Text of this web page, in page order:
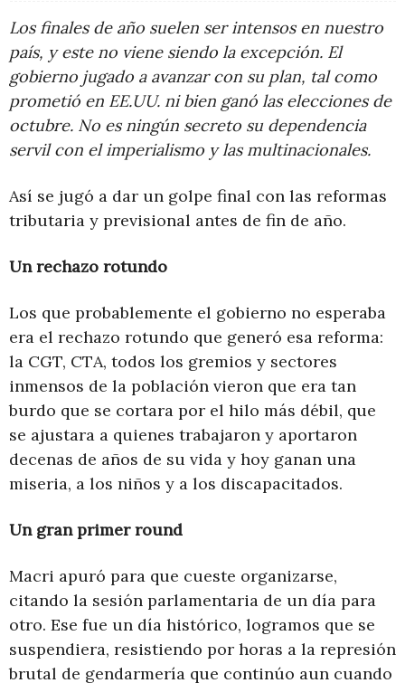
Los finales de año suelen ser intensos en nuestro
país, y este no viene siendo la excepción. El
gobierno jugado a avanzar con su plan, tal como
prometió en EE.UU. ni bien ganó las elecciones de
octubre. No es ningún secreto su dependencia
servil con el imperialismo y las multinacionales.
Así se jugó a dar un golpe final con las reformas
tributaria y previsional antes de fin de año.
Un rechazo rotundo
Los que probablemente el gobierno no esperaba
era el rechazo rotundo que generó esa reforma:
la CGT, CTA, todos los gremios y sectores
inmensos de la población vieron que era tan
burdo que se cortara por el hilo más débil, que
se ajustara a quienes trabajaron y aportaron
decenas de años de su vida y hoy ganan una
miseria, a los niños y a los discapacitados.
Un gran primer round
Macri apuró para que cueste organizarse,
citando la sesión parlamentaria de un día para
otro. Ese fue un día histórico, logramos que se
suspendiera, resistiendo por horas a la represión
brutal de gendarmería que continúo aun cuando